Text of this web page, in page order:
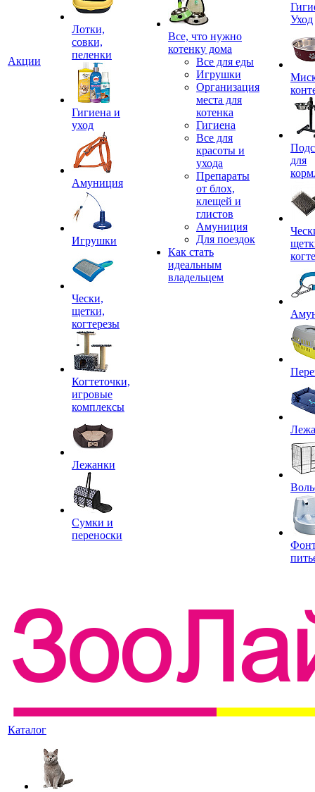
Акции
Лотки,
совки,
пеленки
Гигиена и
уход
Амуниция
Игрушки
Чески,
щетки,
когтерезы
Когтеточки,
игровые
комплексы
Лежанки
Сумки и
переноски
Все, что нужно
котенку дома
Все для еды
Игрушки
Организация
места для
котенка
Гигиена
Все для
красоты и
ухода
Препараты
от блох,
клещей и
глистов
Амуниция
Для поездок
Как стать
идеальным
владельцем
Уход
для
Каталог